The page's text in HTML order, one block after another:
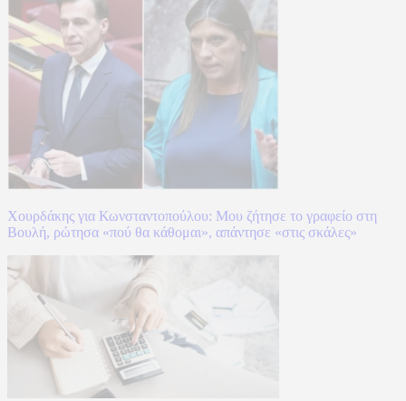
Χουρδάκης για Κωνσταντοπούλου: Μου ζήτησε το γραφείο στη
Βουλή, ρώτησα «πού θα κάθομαι», απάντησε «στις σκάλες»